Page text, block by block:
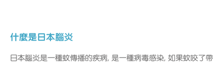
什麼是日本腦炎
日本腦炎是一種蚊傳播的疾病, 是一種病毒感染, 如果蚊咬了帶